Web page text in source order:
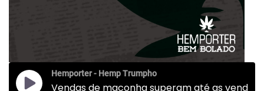
Hemporter - Hemp Trumpho